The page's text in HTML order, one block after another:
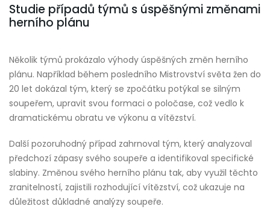
Studie případů týmů s úspěšnými změnami
herního plánu
Několik týmů prokázalo výhody úspěšných změn herního
plánu. Například během posledního Mistrovství světa žen do
20 let dokázal tým, který se zpočátku potýkal se silným
soupeřem, upravit svou formaci o poločase, což vedlo k
dramatickému obratu ve výkonu a vítězství.
Další pozoruhodný případ zahrnoval tým, který analyzoval
předchozí zápasy svého soupeře a identifikoval specifické
slabiny. Změnou svého herního plánu tak, aby využil těchto
zranitelností, zajistili rozhodující vítězství, což ukazuje na
důležitost důkladné analýzy soupeře.